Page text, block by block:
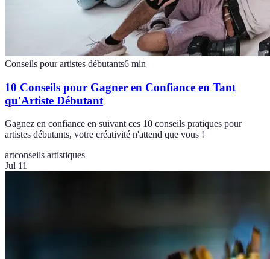
Conseils pour artistes débutants6 min
10 Conseils pour Gagner en Confiance en Tant
qu'Artiste Débutant
Gagnez en confiance en suivant ces 10 conseils pratiques pour
artistes débutants, votre créativité n'attend que vous !
artconseils artistiques
Jul 11